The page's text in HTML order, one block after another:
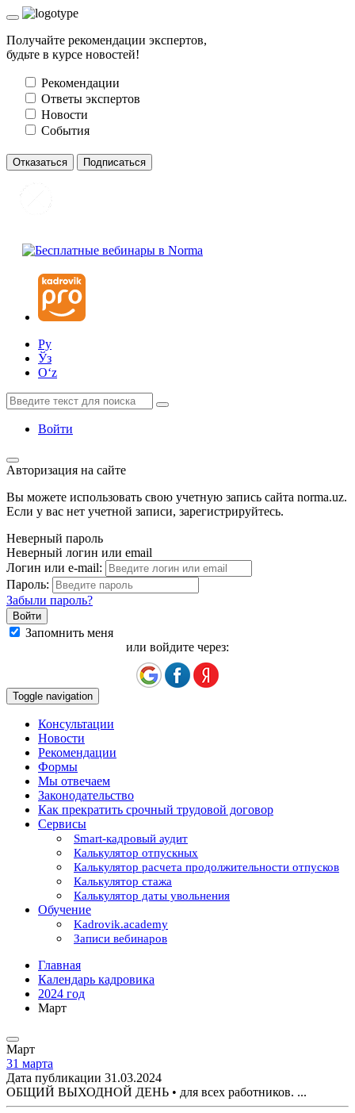
Получайте рекомендации экспертов,
будьте в курсе новостей!
Рекомендации
Ответы экспертов
Новости
События
Отказаться Подписаться
Ру
Ўз
Oʻz
Войти
Авторизация на сайте
Вы можете использовать свою учетную запись сайта norma.uz.
Если у вас нет учетной записи, зарегистрируйтесь.
Неверный пароль
Неверный логин или email
Логин или e-mail:
Пароль:
Забыли пароль?
Запомнить меня
или войдите через:
Toggle navigation
Консультации
Новости
Рекомендации
Формы
Мы отвечаем
Законодательство
Как прекратить срочный трудовой договор
Сервисы
Smart-кадровый аудит
Калькулятор отпускных
Калькулятор расчета продолжительности отпусков
Калькулятор стажа
Калькулятор даты увольнения
Обучение
Kadrovik.academy
Записи вебинаров
Главная
Календарь кадровика
2024 год
Март
Март
31 марта
Дата публикации 31.03.2024
ОБЩИЙ ВЫХОДНОЙ ДЕНЬ • для всех работников. ...